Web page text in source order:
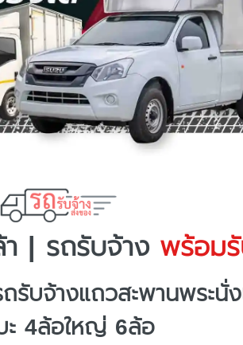
| รถรับจ้าง พร้อม
รับจ้างแถวสะพานพระนั่ง
ะ 4ล้อใหญ่ 6ล้อ